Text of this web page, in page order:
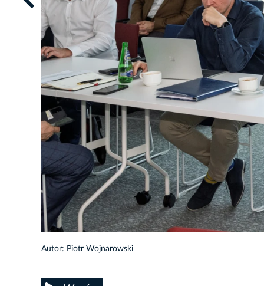
Autor: Piotr Wojnarowski